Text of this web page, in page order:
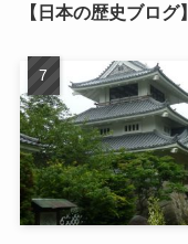
【日本の歴史ブログ】